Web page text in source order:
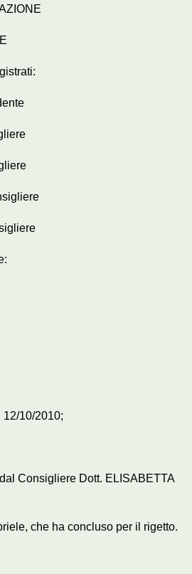
12/10/2010;
Consigliere Dott. ELISABETTA
che ha concluso per il rigetto.